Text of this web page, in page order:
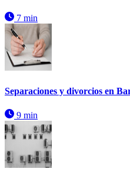
7 min
Separaciones y divorcios en
9 min